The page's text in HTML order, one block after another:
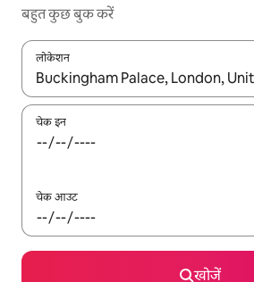
बहुत कुछ बुक करें
लोकेशन
नतीजों के उपलब्ध होने पर, अप और डाउन 'ऐरो
चेक इन
चेक आउट
खोजें